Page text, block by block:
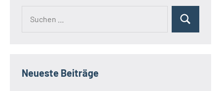
Suchen
Neueste Beiträge